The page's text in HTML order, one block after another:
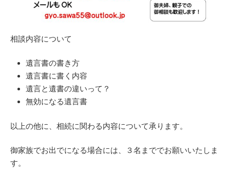
相談内容について
遺言書の書き方
遺言書に書く内容
遺言と遺書の違いって？
無効になる遺言書
以上の他に、相続に関わる内容について承ります。
御家族でお出でになる場合には、３名まででお願いいたしま
す。